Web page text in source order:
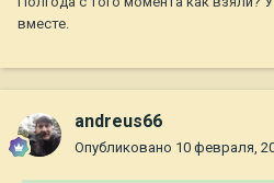
вместе.
andreus66
Опубликовано 10 февраля,